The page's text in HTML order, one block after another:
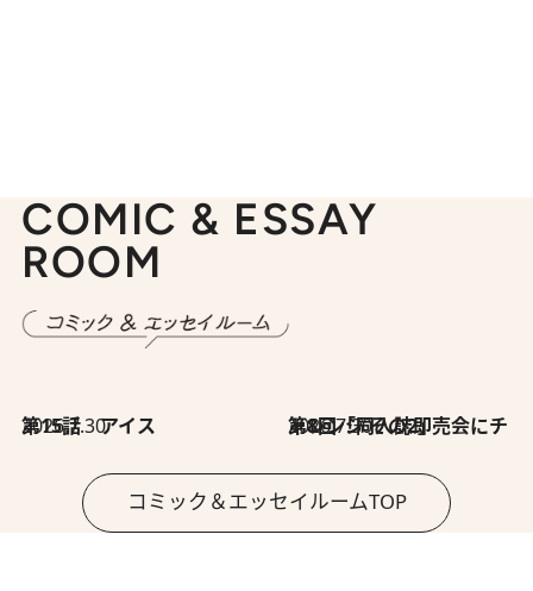
COMIC & ESSAY
ROOM
2026.7.30
第15話 アイス 2026.7.30
第8回「同人誌即売会にチャレンジ その2」
コミック＆エッセイルームTOP